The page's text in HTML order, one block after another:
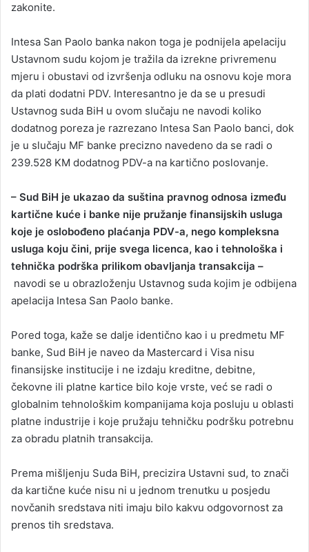
zakonite.
Intesa San Paolo banka nakon toga je podnijela apelaciju
Ustavnom sudu kojom je tražila da izrekne privremenu
mjeru i obustavi od izvršenja odluku na osnovu koje mora
da plati dodatni PDV. Interesantno je da se u presudi
Ustavnog suda BiH u ovom slučaju ne navodi koliko
dodatnog poreza je razrezano Intesa San Paolo banci, dok
je u slučaju MF banke precizno navedeno da se radi o
239.528 KM dodatnog PDV-a na kartično poslovanje.
– Sud BiH je ukazao da suština pravnog odnosa između
kartične kuće i banke nije pružanje finansijskih usluga
koje je oslobođeno plaćanja PDV-a, nego kompleksna
usluga koju čini, prije svega licenca, kao i tehnološka i
tehnička podrška prilikom obavljanja transakcija –
navodi se u obrazloženju Ustavnog suda kojim je odbijena
apelacija Intesa San Paolo banke.
Pored toga, kaže se dalje identično kao i u predmetu MF
banke, Sud BiH je naveo da Mastercard i Visa nisu
finansijske institucije i ne izdaju kreditne, debitne,
čekovne ili platne kartice bilo koje vrste, već se radi o
globalnim tehnološkim kompanijama koja posluju u oblasti
platne industrije i koje pružaju tehničku podršku potrebnu
za obradu platnih transakcija.
Prema mišljenju Suda BiH, precizira Ustavni sud, to znači
da kartične kuće nisu ni u jednom trenutku u posjedu
novčanih sredstava niti imaju bilo kakvu odgovornost za
prenos tih sredstava.